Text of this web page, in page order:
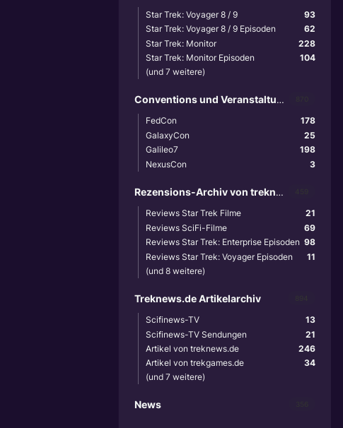
93
Star Trek: Voyager 8 / 9
62
Star Trek: Voyager 8 / 9 Episoden
228
Star Trek: Monitor
104
Star Trek: Monitor Episoden
(und 7 weitere)
Conventions und Veranstaltungen
178
FedCon
25
GalaxyCon
198
Galileo7
3
NexusCon
Rezensions-Archiv von treknews.de
21
Reviews Star Trek Filme
69
Reviews SciFi-Filme
98
Reviews Star Trek: Enterprise Episoden
11
Reviews Star Trek: Voyager Episoden
(und 8 weitere)
Treknews.de Artikelarchiv
13
Scifinews-TV
21
Scifinews-TV Sendungen
246
Artikel von treknews.de
34
Artikel von trekgames.de
(und 7 weitere)
News